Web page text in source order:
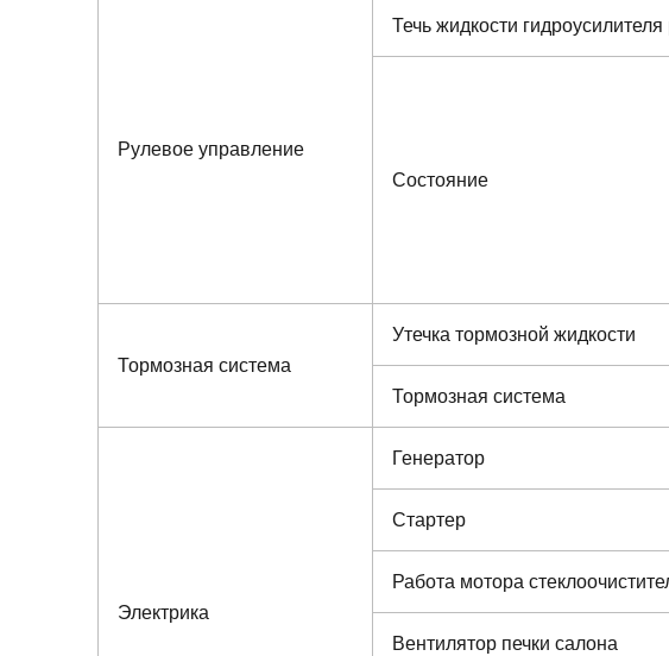
Рулевое управление
Течь жидкости гидроусилителя
Состояние
Тормозная система
Утечка тормозной жидкости
Тормозная система
Электрика
Генератор
Стартер
Работа мотора
Вентилятор печки салона